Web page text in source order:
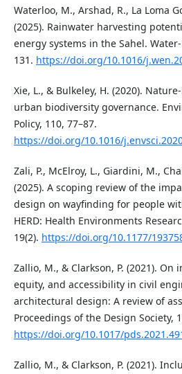
Waterloo, M., Arshad, R., La Loma
(2025). Rainwater harvesting
energy systems in the Sahel.
131. https://doi.org/10.1016/
Xie, L., & Bulkeley, H. (2020).
urban biodiversity governance.
Policy, 110, 77–87.
https://doi.org/10.1016/
Zali, P., McElroy, L., Giardini, M.,
(2025). A scoping review of the
design on wayfinding for people
HERD: Health Environments
19(2). https://doi.org/10.1177/
Zallio, M., & Clarkson, P. (2021). On
equity, and accessibility in civil
architectural design: A review of
Proceedings of the Design Society,
https://doi.org/10.1017/
Zallio, M., & Clarkson, P. (2021).